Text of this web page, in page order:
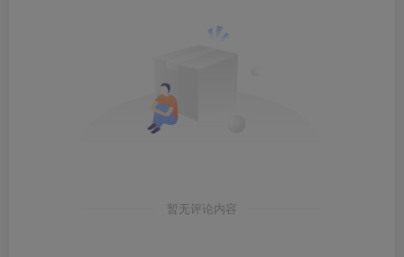
暂无评论内容